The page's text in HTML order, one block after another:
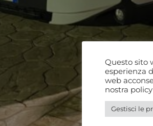
Questo sito
esperienza
web
nostra
Gestisci le